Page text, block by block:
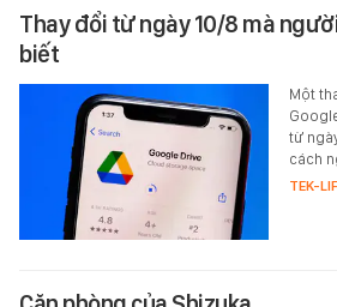
Thay đổi từ ngày 10/8 mà
biết
Một
từ
cách
TEK-